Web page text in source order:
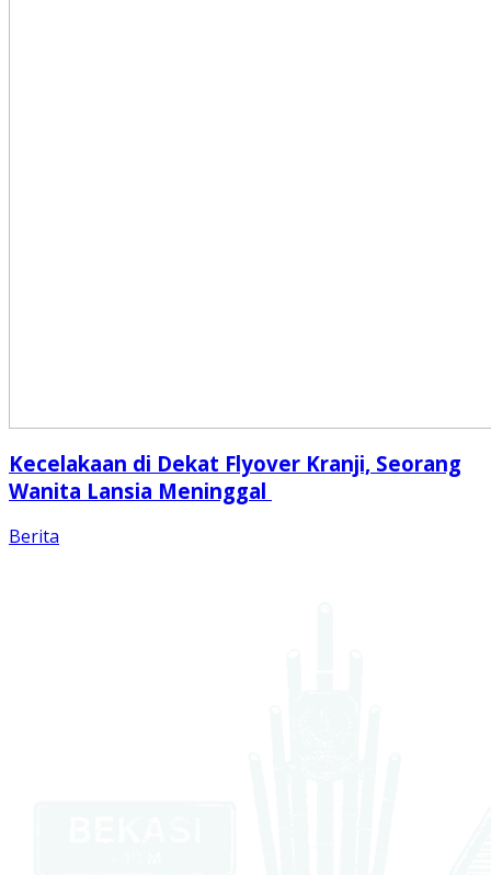
Kecelakaan di Dekat Flyover Kranji, Seorang
Wanita Lansia Meninggal
Berita